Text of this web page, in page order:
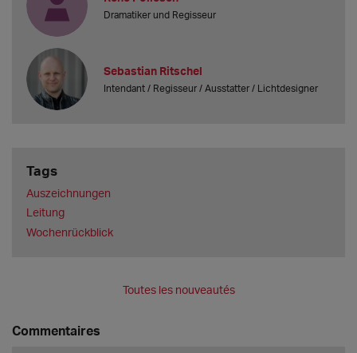
Dramatiker und Regisseur
Sebastian Ritschel
Intendant / Regisseur / Ausstatter / Lichtdesigner
Tags
Auszeichnungen
Leitung
Wochenrückblick
Toutes les nouveautés
Commentaires